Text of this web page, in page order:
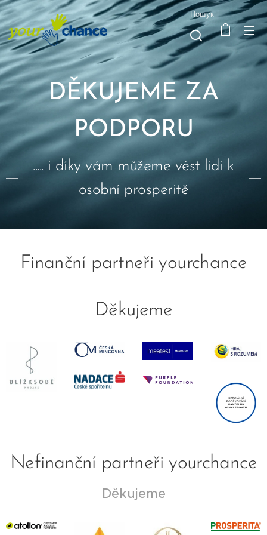
Пошук
DĚKUJEME ZA
PODPORU
..... i díky vám můžeme vést lidi k
osobní prosperitě
Finanční partneři yourchance
Děkujeme
Nefinanční partneři yourchance
Děkujeme